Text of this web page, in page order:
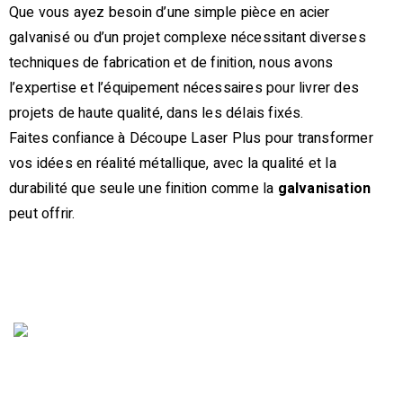
Que vous ayez besoin d’une simple pièce en acier
galvanisé ou d’un projet complexe nécessitant diverses
techniques de fabrication et de finition, nous avons
l’expertise et l’équipement nécessaires pour livrer des
projets de haute qualité, dans les délais fixés.
Faites confiance à Découpe Laser Plus pour transformer
vos idées en réalité métallique, avec la qualité et la
durabilité que seule une finition comme la galvanisation
peut offrir.